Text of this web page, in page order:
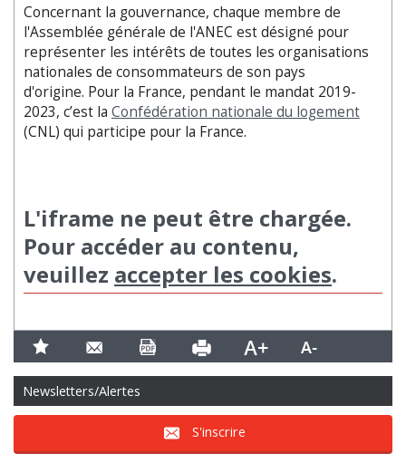
Concernant la gouvernance, chaque membre de
l'Assemblée générale de l'ANEC est désigné pour
représenter les intérêts de toutes les organisations
nationales de consommateurs de son pays
d'origine. Pour la France, pendant le mandat 2019-
2023, c’est la Confédération nationale du logement
(CNL) qui participe pour la France.
L'iframe ne peut être chargée.
Pour accéder au contenu,
veuillez accepter les cookies.
Newsletters/Alertes
S'inscrire